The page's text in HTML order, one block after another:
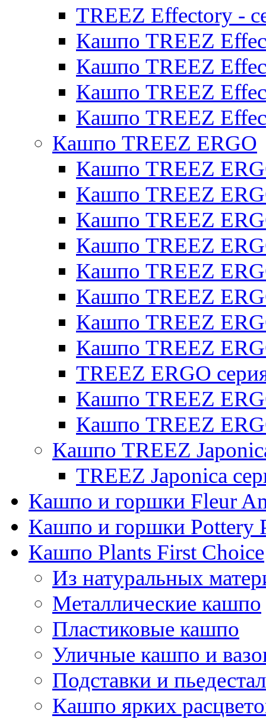
TREEZ Effectory -
Кашпо TREEZ
Кашпо TREEZ
Кашпо TREEZ
Кашпо TREEZ
Кашпо TREEZ ERGO
Кашпо TREEZ
Кашпо TREEZ
Кашпо TREEZ
Кашпо TREEZ
Кашпо TREEZ
Кашпо TREEZ
Кашпо TREEZ
Кашпо TREEZ
TREEZ ERGO
Кашпо TREEZ
Кашпо TREEZ
Кашпо TREEZ
TREEZ Japonica
Кашпо и горшки Fleur
Кашпо и горшки Pottery
Кашпо Plants First Choice
Из натуральных
Металлические кашпо
Пластиковые кашпо
Уличные кашпо и
Подставки и
Кашпо ярких